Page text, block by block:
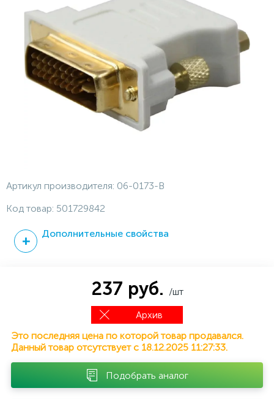
Артикул производителя: 06-0173-B
Код товар: 501729842
Дополнительные свойства
237 руб. /шт
Архив
Это последняя цена по которой товар продавался.
Данный товар отсутствует с 18.12.2025 11:27:33.
Подобрать аналог